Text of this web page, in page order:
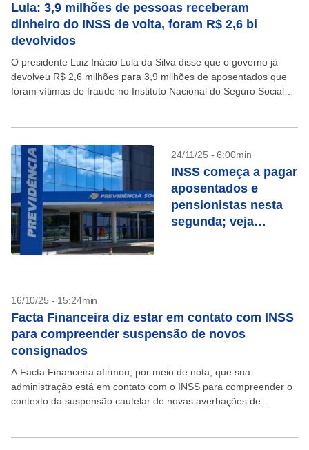
Lula: 3,9 milhões de pessoas receberam
dinheiro do INSS de volta, foram R$ 2,6 bi
devolvidos
O presidente Luiz Inácio Lula da Silva disse que o governo já
devolveu R$ 2,6 milhões para 3,9 milhões de aposentados que
foram vítimas de fraude no Instituto Nacional do Seguro Social
24/11/25 - 6:00min
INSS começa a pagar
aposentados e
pensionistas nesta
segunda; veja
16/10/25 - 15:24min
Facta Financeira diz estar em contato com INSS
para compreender suspensão de novos
consignados
A Facta Financeira afirmou, por meio de nota, que sua
administração está em contato com o INSS para compreender o
contexto da suspensão cautelar de novas averbações de